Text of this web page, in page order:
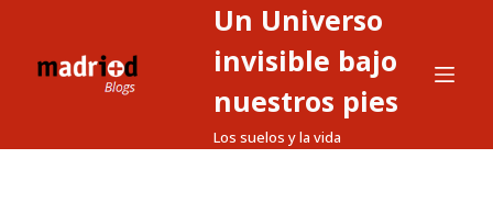
Un Universo
invisible bajo
nuestros pies
Los suelos y la vida